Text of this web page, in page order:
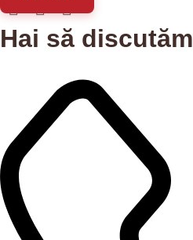
Hai să discutăm